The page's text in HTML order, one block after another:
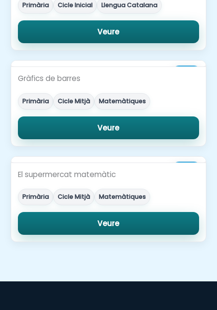
Primària Cicle Inicial Llengua Catalana
Veure
Gràfics de barres
Primària Cicle Mitjà Matemàtiques
Veure
El supermercat matemàtic
Primària Cicle Mitjà Matemàtiques
Veure